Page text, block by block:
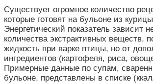
Существует огромное количество
которые готовят на бульоне из
Энергетический показатель зависит
количества экстрактивных веществ,
жидкость при варке птицы, но от
ингредиентов (картофеля, риса,
Примерные данные по супам,
бульоне, представлены в списке